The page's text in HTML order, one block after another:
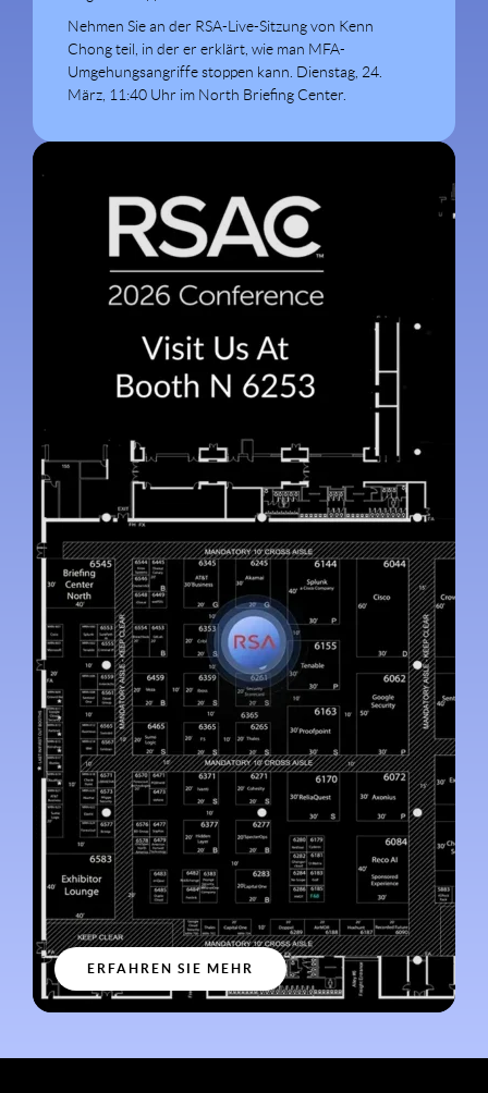
Nehmen Sie an der RSA-Live-Sitzung von Kenn
Chong teil, in der er erklärt, wie man MFA-
Umgehungsangriffe stoppen kann. Dienstag, 24.
März, 11:40 Uhr im North Briefing Center.
ERFAHREN SIE MEHR